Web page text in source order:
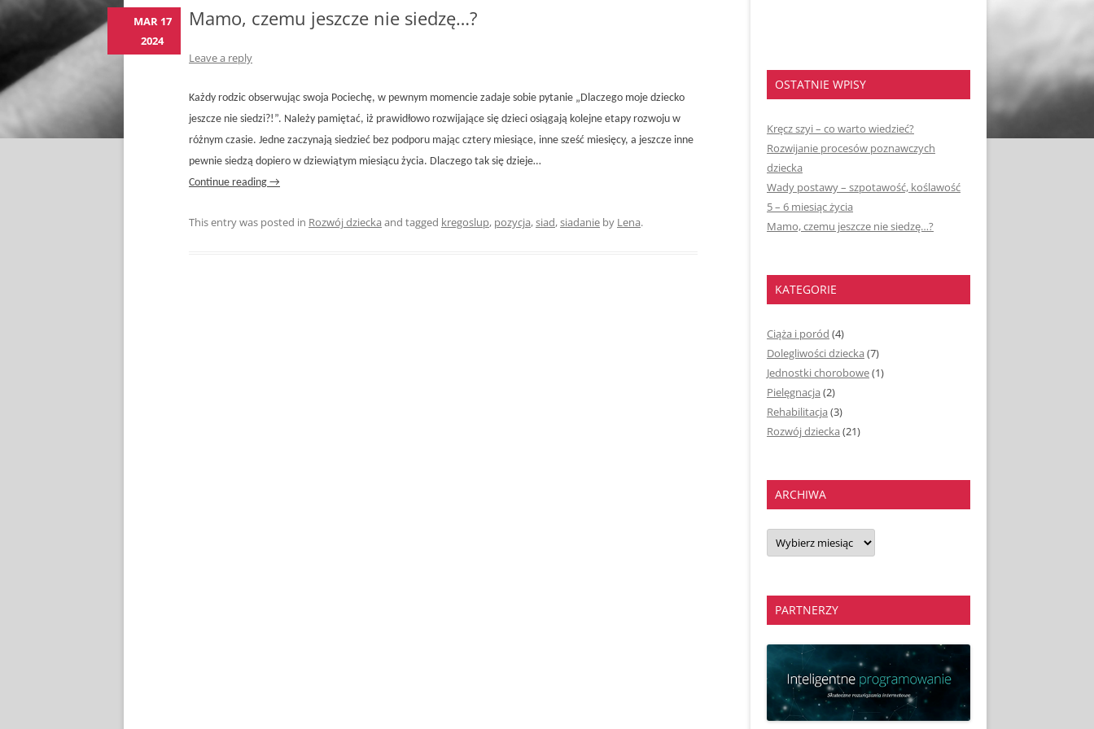
Mamo, czemu jeszcze nie siedzę…?
Leave a reply
Każdy rodzic obserwując swoja Pociechę, w pewnym momencie zadaje sobie pytanie „Dlaczego moje dziecko
jeszcze nie siedzi?!”. Należy pamiętać, iż prawidłowo rozwijające się dzieci osiągają kolejne etapy rozwoju w
różnym czasie. Jedne zaczynają siedzieć bez podporu mając cztery miesiące, inne sześć miesięcy, a jeszcze inne
pewnie siedzą dopiero w dziewiątym miesiącu życia. Dlaczego tak się dzieje…
Continue reading →
This entry was posted in Rozwój dziecka and tagged kregoslup, pozycja,siad,siadanie by Lena.
MAR 17
2024
OSTATNIE WPISY
Kręcz szyi – co warto wiedzieć?
Rozwijanie procesów poznawczych
dziecka
Wady postawy – szpotawość, koślawość
5 – 6 miesiąc życia
Mamo, czemu jeszcze nie siedzę…?
KATEGORIE
Ciąża i poród (4)
Dolegliwości dziecka (7)
Jednostki chorobowe(1)
Pielęgnacja (2)
Rehabilitacja (3)
Rozwój dziecka (21)
ARCHIWA
Archiwa
PARTNERZY